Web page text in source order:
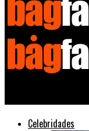
Celebridades